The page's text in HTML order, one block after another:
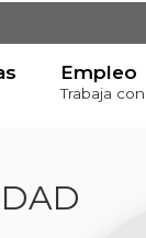
Empleo
Trabaja